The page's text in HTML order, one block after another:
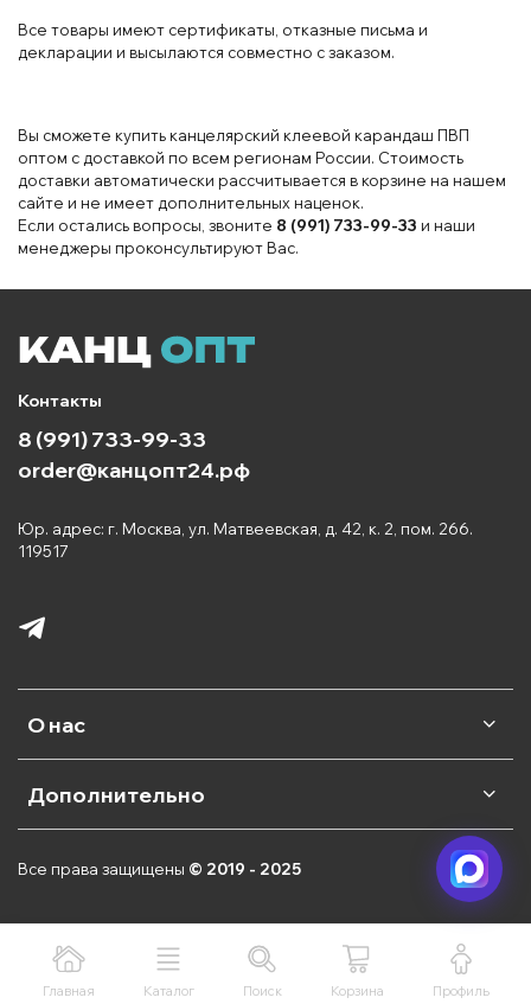
Все товары имеют сертификаты, отказные письма и
декларации и высылаются совместно с заказом.
Вы сможете купить канцелярский клеевой карандаш ПВП
оптом с доставкой по всем регионам России. Стоимость
доставки автоматически рассчитывается в корзине на нашем
сайте и не имеет дополнительных наценок.
Если остались вопросы, звоните 8 (991) 733-99-33 и наши
менеджеры проконсультируют Вас.
О нас
Дополнительно
Контакты
8 (991) 733-99-33
order@канцопт24.рф
Юр. адрес: г. Москва, ул. Матвеевская, д. 42, к. 2, пом. 266.
119517
Все права защищены © 2019 - 2025
Главная Каталог Поиск Корзина Профиль